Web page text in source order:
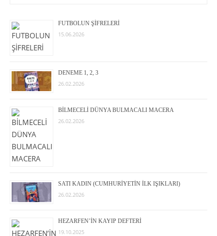
FUTBOLUN ŞİFRELERİ
15.06.2026
DENEME 1, 2, 3
26.02.2026
BİLMECELİ DÜNYA BULMACALI MACERA
26.02.2026
SATI KADIN (CUMHURİYETİN İLK IŞIKLARI)
26.02.2026
HEZARFEN’İN KAYIP DEFTERİ
19.10.2025